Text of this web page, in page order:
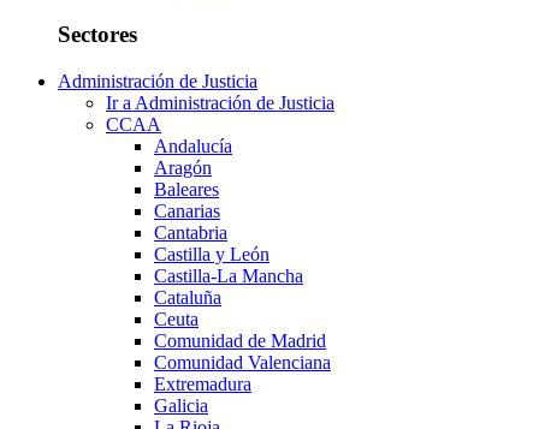
Sectores
Administración de Justicia
Ir a Administración de Justicia
CCAA
Andalucía
Aragón
Baleares
Canarias
Cantabria
Castilla y León
Castilla-La Mancha
Cataluña
Ceuta
Comunidad de Madrid
Comunidad Valenciana
Extremadura
Galicia